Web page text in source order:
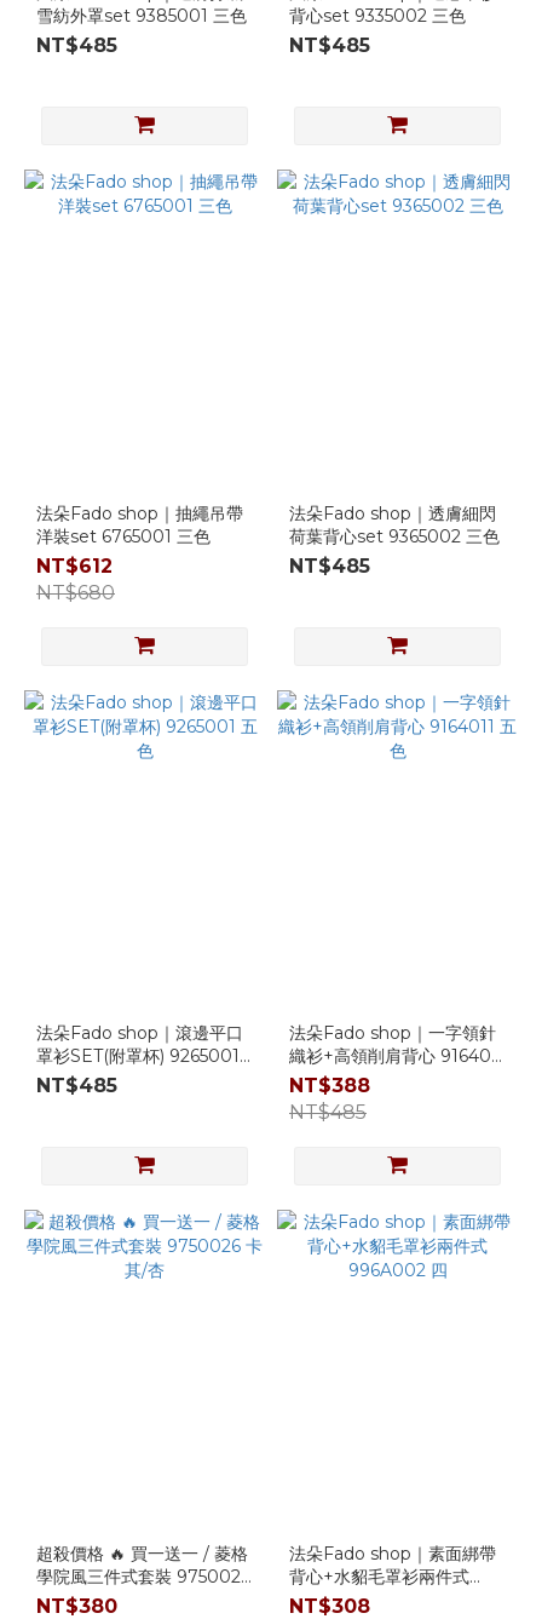
雪紡外罩set 9385001 三色
NT$485
背心set 9335002 三色
NT$485
法朵Fado shop｜抽繩吊帶
洋裝set 6765001 三色
NT$612
NT$680
法朵Fado shop｜透膚細閃
荷葉背心set 9365002 三色
NT$485
法朵Fado shop｜滾邊平口
罩衫SET(附罩杯) 9265001
五色
NT$485
法朵Fado shop｜一字領針
織衫+高領削肩背心 9164011
五色
NT$388
NT$485
超殺價格 🔥 買一送一 / 菱格
學院風三件式套裝 9750026
卡其/杏
NT$380
法朵Fado shop｜素面綁帶
背心+水貂毛罩衫兩件式
996A002 四
NT$308